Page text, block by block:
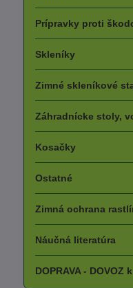
Prípravky proti
Skleníky
Zimné skleníkové
Záhradnícke stoly,
Kosačky
Ostatné
Zimná ochrana
Náučná literatúra
DOPRAVA - DOVOZ